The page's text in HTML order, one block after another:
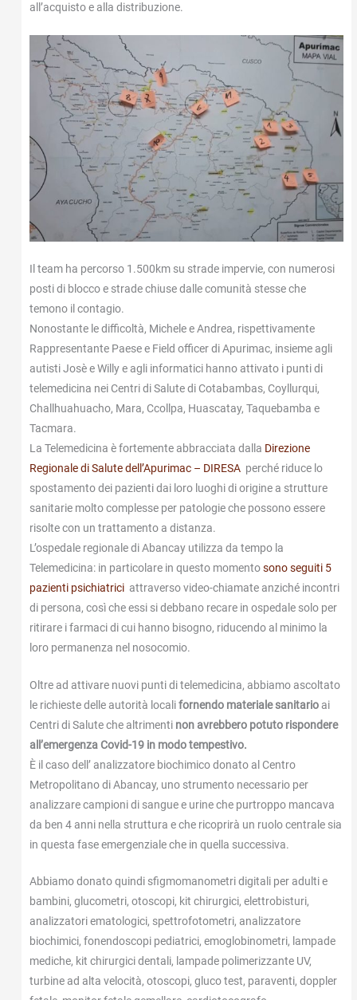
all’acquisto e alla distribuzione.
Il team ha percorso 1.500km su strade impervie, con numerosi
posti di blocco e strade chiuse dalle comunità stesse che
temono il contagio.
Nonostante le difficoltà, Michele e Andrea, rispettivamente
Rappresentante Paese e Field officer di Apurimac, insieme agli
autisti Josè e Willy e agli informatici hanno attivato i punti di
telemedicina nei Centri di Salute di Cotabambas, Coyllurqui,
Challhuahuacho, Mara, Ccollpa, Huascatay, Taquebamba e
Tacmara.
La Telemedicina è fortemente abbracciata dalla Direzione
Regionale di Salute dell’Apurimac – DIRESA perché riduce lo
spostamento dei pazienti dai loro luoghi di origine a strutture
sanitarie molto complesse per patologie che possono essere
risolte con un trattamento a distanza.
L’ospedale regionale di Abancay utilizza da tempo la
Telemedicina: in particolare in questo momentosono seguiti 5
pazienti psichiatrici attraverso video-chiamate anziché incontri
di persona, così che essi si debbano recare in ospedale solo per
ritirare i farmaci di cui hanno bisogno, riducendo al minimo la
loro permanenza nel nosocomio.
Oltre ad attivare nuovi punti di telemedicina, abbiamo ascoltato
le richieste delle autorità localifornendo materiale sanitarioai
Centri di Salute che altrimenti non avrebbero potuto rispondere
all’emergenza Covid-19 in modo tempestivo.
È il caso dell’ analizzatore biochimico donato al Centro
Metropolitano di Abancay, uno strumento necessario per
analizzare campioni di sangue e urine che purtroppo mancava
da ben 4 anni nella struttura e che ricoprirà un ruolo centrale sia
in questa fase emergenziale che in quella successiva.
Abbiamo donato quindi sfigmomanometri digitali per adulti e
bambini, glucometri, otoscopi, kit chirurgici, elettrobisturi,
analizzatori ematologici, spettrofotometri, analizzatore
biochimici, fonendoscopi pediatrici, emoglobinometri, lampade
mediche, kit chirurgici dentali, lampade polimerizzante UV,
turbine ad alta velocità, otoscopi, gluco test, paraventi, doppler